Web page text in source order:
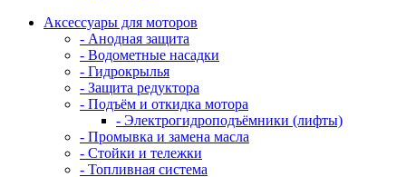
Аксессуары для моторов
- Анодная защита
- Водометные насадки
- Гидрокрылья
- Защита редуктора
- Подъём и откидка мотора
- Электрогидроподъёмники (лифты)
- Промывка и замена масла
- Стойки и тележки
- Топливная система